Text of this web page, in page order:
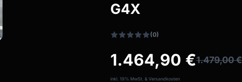
G4X
(0)
1.464,90 €1.479,00€
inkl. 19% MwSt. & Versandkosten